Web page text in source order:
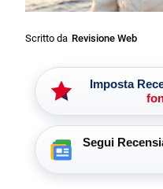
Scritto da Revisione Web
Imposta
Segui